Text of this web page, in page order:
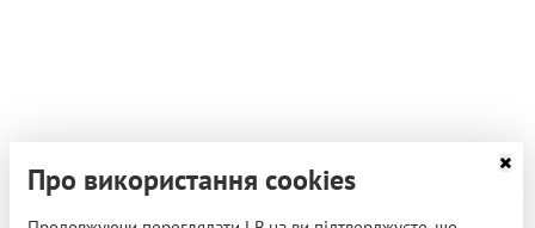
Про використання cookies